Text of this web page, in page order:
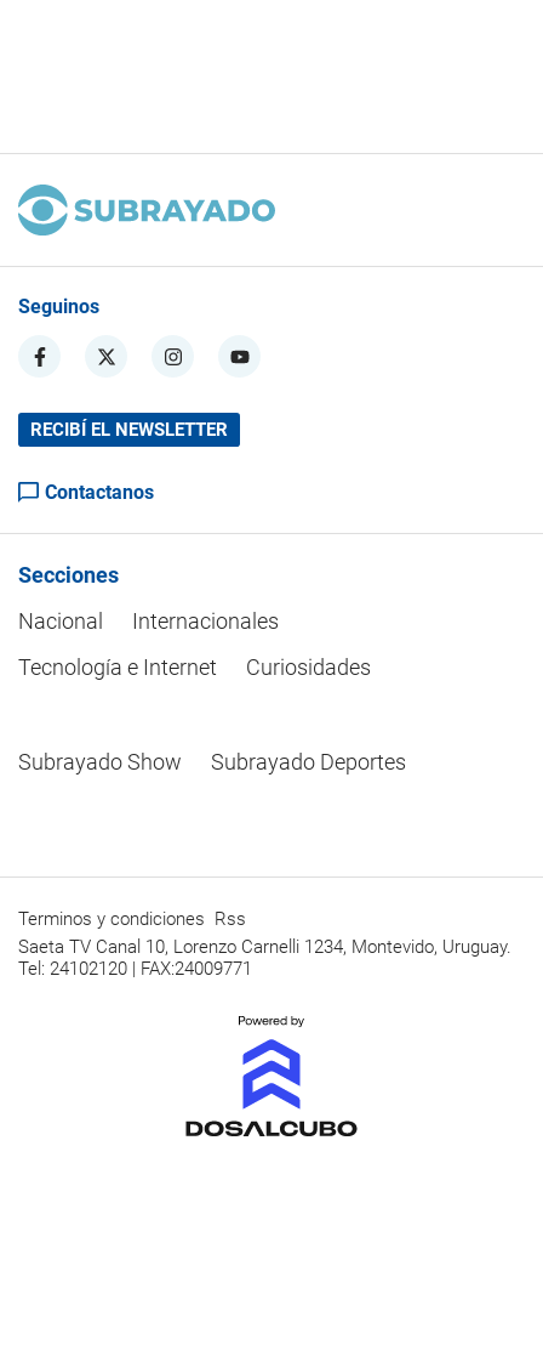
Seguinos
RECIBÍ EL NEWSLETTER
Contactanos
Secciones
Nacional
Internacionales
Tecnología e Internet
Curiosidades
Subrayado Show Subrayado Deportes
Terminos y condiciones Rss
Saeta TV Canal 10, Lorenzo Carnelli 1234, Montevido, Uruguay.
Tel: 24102120 | FAX:24009771